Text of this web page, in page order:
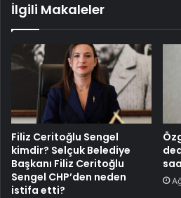
İlgili Makaleler
Filiz Ceritoğlu Sengel
kimdir? Selçuk Belediye
Başkanı Filiz Ceritoğlu
Sengel CHP’den neden
istifa etti?